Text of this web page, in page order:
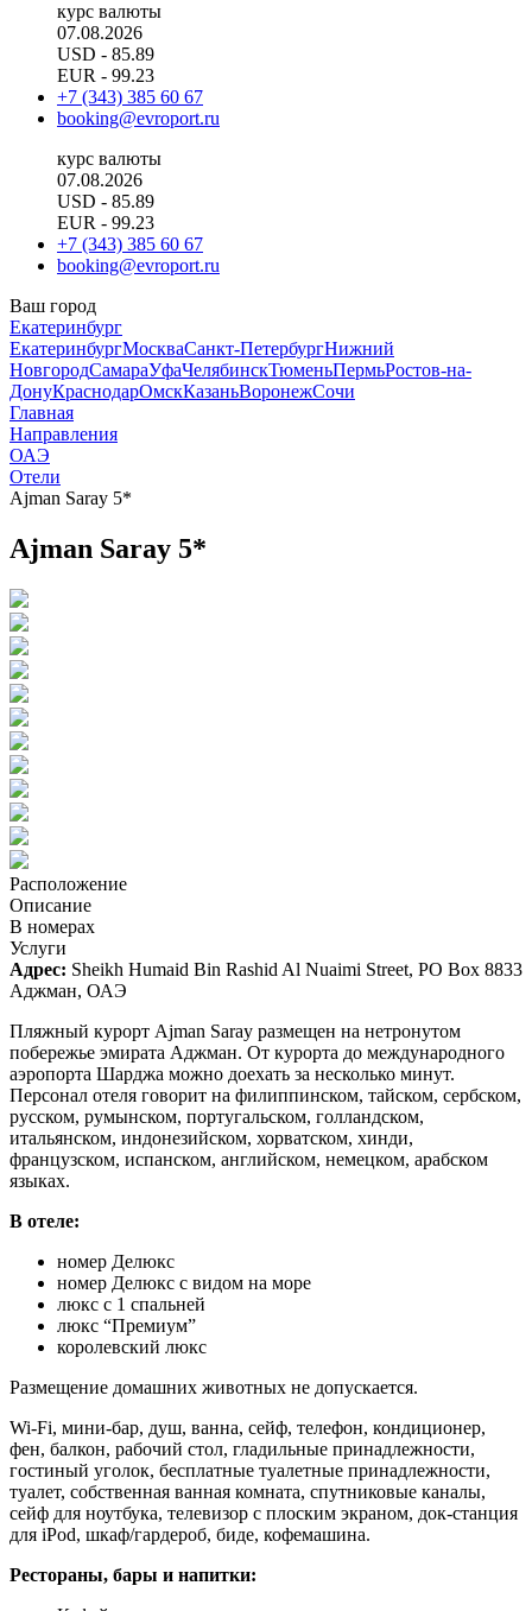
курс валюты
07.08.2026
USD - 85.89
EUR - 99.23
+7 (343) 385 60 67
booking@evroport.ru
курс валюты
07.08.2026
USD - 85.89
EUR - 99.23
+7 (343) 385 60 67
booking@evroport.ru
Ваш город
Екатеринбург
ЕкатеринбургМоскваСанкт-ПетербургНижний
НовгородСамараУфаЧелябинскТюменьПермьРостов-на-
ДонуКраснодарОмскКазаньВоронежСочи
Главная
Направления
ОАЭ
Отели
Ajman Saray 5*
Ajman Saray 5*
Расположение
Описание
В номерах
Услуги
Адрес: Sheikh Humaid Bin Rashid Al Nuaimi Street, PO Box 8833
Аджман, ОАЭ
Пляжный курорт Ajman Saray размещен на нетронутом
побережье эмирата Аджман. От курорта до международного
аэропорта Шарджа можно доехать за несколько минут.
Персонал отеля говорит на филиппинском, тайском, сербском,
русском, румынском, португальском, голландском,
итальянском, индонезийском, хорватском, хинди,
французском, испанском, английском, немецком, арабском
языках.
В отеле:
номер Делюкс
номер Делюкс с видом на море
люкс с 1 спальней
люкс “Премиум”
королевский люкс
Размещение домашних животных не допускается.
Wi-Fi, мини-бар, душ, ванна, сейф, телефон, кондиционер,
фен, балкон, рабочий стол, гладильные принадлежности,
гостиный уголок, бесплатные туалетные принадлежности,
туалет, собственная ванная комната, спутниковые каналы,
сейф для ноутбука, телевизор с плоским экраном, док-станция
для iPod, шкаф/гардероб, биде, кофемашина.
Рестораны, бары и напитки: